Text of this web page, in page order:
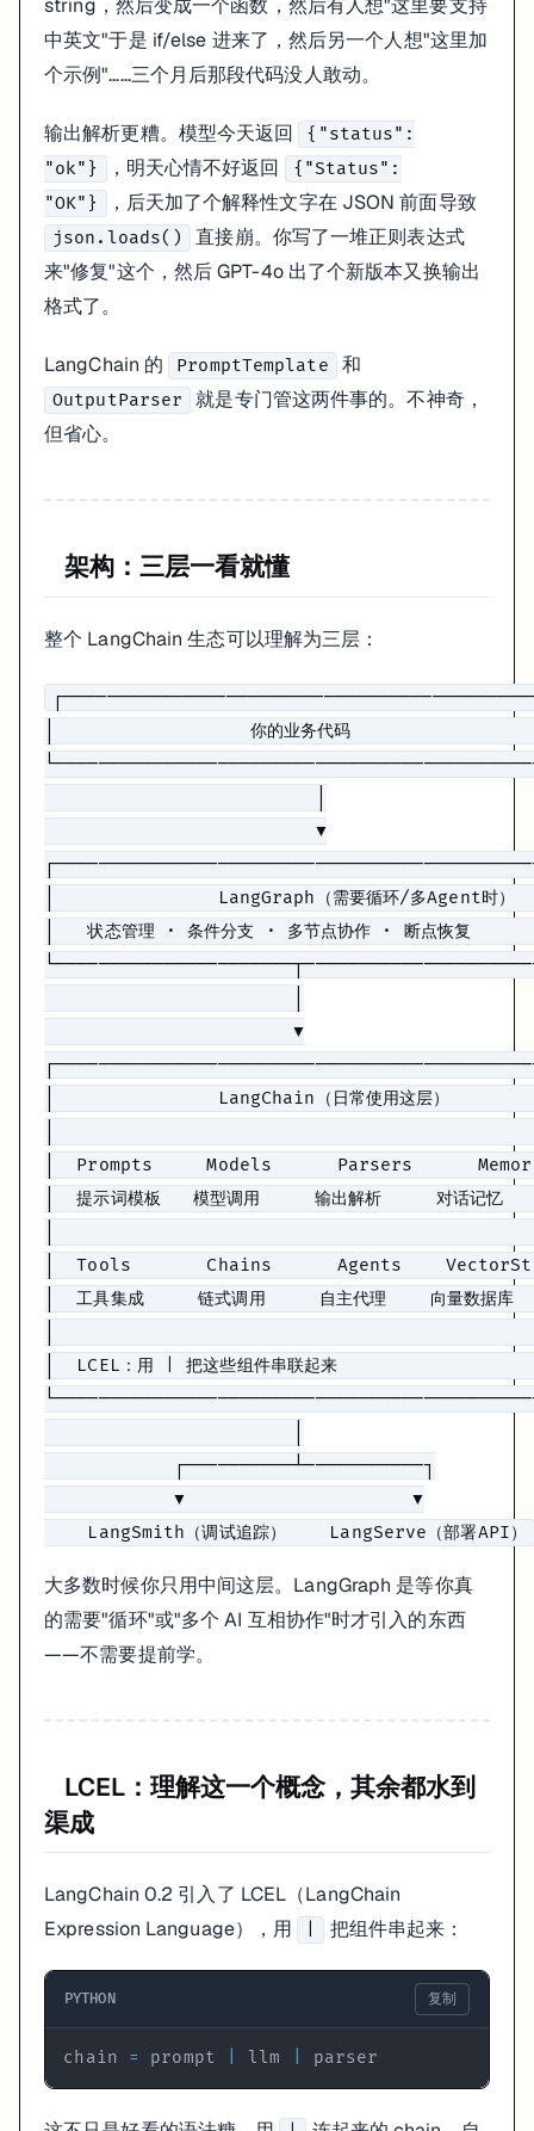
chunk in chain.stream({"question": "..."}):
print(chunk, end="", flush=True)
# 异步，配合 FastAPI
# 批量并发
results = chain.batch([{
"question": q} for
我一开始觉得流式输出要另外搞一套逻辑，后来发现只要改.invoke()
5 分钟跑通第一个 Chain
dotenv import
load_dotenv
langchain_core.prompts
langchain_openai
chain = (
    ChatPromptTemplate.from_messages([
        (
"user", "{question}"),
    | ChatOpenAI(model=
"gpt-4o-mini")
    | StrOutputParser()
就这些。能跑通这个，LangChain 的核心用法你已经掌握了 80%。
什么时候用，什么时候不用
这个问题很多人纠结，我直接给结论：
值得引入 LangChain 的情况：
有 5 个以上的 AI 调用点，Prompt 散落各处 →PromptTemplate
需要解析结构化 JSON 输出，并且模型有时会输出格式错误 →
需要多轮对话记忆 →RunnableWithMessageHistory
可能在不同模型间切换（OpenAI ↔ Claude ↔ Gemini）→ 改一
场景
直接用 SDK 用 LangChain
我的建议
单次问答
✅ 5 行搞定 杀鸡用牛刀
SDK
5+ 个 Prompt 需要维护
字符串拼接地狱 PromptTemplate
需要解析 JSON 输出
手写正则/重试 OutputParser
RAG 接向量库
需要换模型
改 N 处代码 改一行
循环/自主决策 Agent
手写状态机 LangGraph
学习路径：按需选，不用全学
目标：快速上线一个 AI 功能（1-2 小时）
安装与配置— 装好环境，配 API Key
目标：做一个有记忆的对话机器人（再加 1 小时）
Memory 记忆系统— 多轮对话，session 管理
Chains — 把多步逻辑串起来
目标：做一个能自主调用工具的 Agent（再加 2 小时）
Agents 代理系统
LangGraph 进阶— 需要循环逻辑时才看这个
关于版本升级这件事
必须提前说：LangChain 的版本升级是我用过的开源库里最让人头疼的
全部被推荐改成 LCEL
辨别方法很简单：看到from langchain.llms import OpenAI
string，然后变成一个函数，然后有人想"这里要支持
中英文"于是 if/else 进来了，然后另一个人想"这里加
个示例"……三个月后那段代码没人敢动。
输出解析更糟。模型今天返回
{"status":
"ok"}
，明天心情不好返回
{"Status":
"OK"}
，后天加了个解释性文字在 JSON 前面导致
json.loads()
直接崩。你写了一堆正则表达式
来"修复"这个，然后 GPT-4o 出了个新版本又换输出
格式了。
LangChain 的 PromptTemplate 和
OutputParser
就是专门管这两件事的。不神奇，
但省心。
架构：三层一看就懂
整个 LangChain 生态可以理解为三层：
│                  你的业务代码
                         ▼
│               LangGraph（需要循环/多Agent
│   状态管理 · 条件分支 · 多节点协作 · 断点恢复
                       ▼
│               LangChain（日常使用这层）
│  Prompts     Models      Parsers
│  提示词模板   模型调用     输出解析     对话记
│  Tools       Chains      Agents
│  工具集成     链式调用     自主代理    向量数据
│  LCEL：用 | 把这些组件串联起来
            ┌──────────┴───────────┐
            ▼                     ▼
大多数时候你只用中间这层。LangGraph 是等你真
的需要"循环"或"多个 AI 互相协作"时才引入的东西
——不需要提前学。
LCEL：理解这一个概念，其余都水到
渠成
LangChain 0.2 引入了 LCEL（LangChain
Expression Language），用
把组件串起来：
PYTHON 复制
chain = prompt llm parser